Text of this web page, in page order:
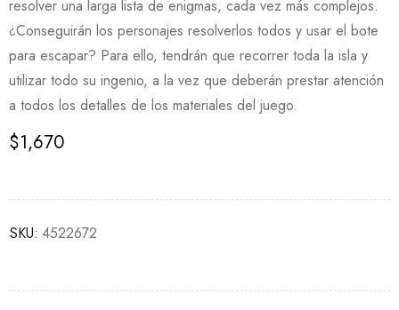
resolver una larga lista de enigmas, cada vez más complejos.
¿Conseguirán los personajes resolverlos todos y usar el bote
para escapar? Para ello, tendrán que recorrer toda la isla y
utilizar todo su ingenio, a la vez que deberán prestar atención
a todos los detalles de los materiales del juego.
$1,670
SKU: 4522672